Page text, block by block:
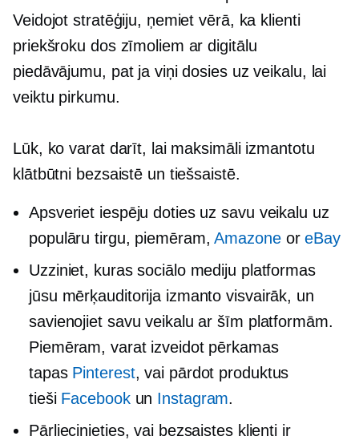
Veidojot stratēģiju, ņemiet vērā, ka klienti
priekšroku dos zīmoliem ar digitālu
piedāvājumu, pat ja viņi dosies uz veikalu, lai
veiktu pirkumu.
Lūk, ko varat darīt, lai maksimāli izmantotu
klātbūtni bezsaistē un tiešsaistē.
Apsveriet iespēju doties uz savu veikalu uz
populāru tirgu, piemēram,AmazoneoreBay
Uzziniet, kuras sociālo mediju platformas
jūsu mērķauditorija izmanto visvairāk, un
savienojiet savu veikalu ar šīm platformām.
Piemēram, varat izveidot pērkamas
tapas Pinterest, vai pārdot produktus
tieši Facebookun Instagram.
Pārliecinieties, vai bezsaistes klienti ir